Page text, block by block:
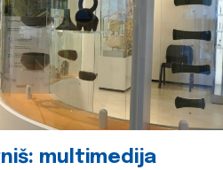
multimedija